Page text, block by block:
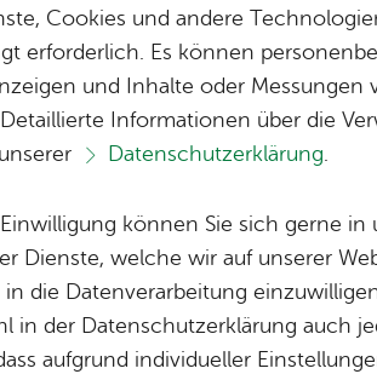
Orts­vor­ste­her &
Lo­ka­le Agen­da
Ver­an­stal­tung
Ka­te­go­rie:Kin­der & Fa­mi­lie,
FN
Cookies und andere
erforderlich. Es können
und Inhalte oder Messungen
Informationen über die
Datenschutzerklärung.
können Sie sich gerne
Dienste, welche wir auf unserer
die Datenverarbeitung
in der Datenschutzerklärung auch
aufgrund individueller